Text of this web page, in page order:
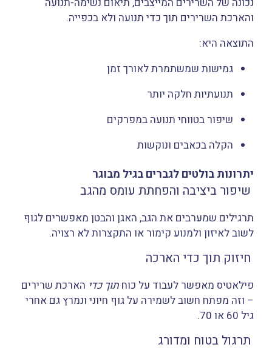
והארכת השרירים תוך כדי תנועה ולא בכפייה.
התוצאה היא:
גמישות שמשתמרת לאורך זמן
תנועתיות חלקה יותר
שיפור בטווחי תנועה במפרקים
הקלה בכאבים ונוקשות
יתרונות בולטים לגברים בגיל מבוגר
שיפור ביציבה והפחתת עומס מהגב
תרגילים שמערבים את הגב, האגן והבטן מאפשרים לגוף
לשוב לאיזון ולמנוע קימור או התקצרות לא רצויה.
חיזוק תוך כדי הארכה
פילאטיס מאפשר לעבוד על כוח תוך כדי הארכת שרירים
– וזה מפתח חשוב לשמירה על גוף חיוני ונמרץ גם אחרי
גיל 60 או 70.
תרגול בטוח ומדורג